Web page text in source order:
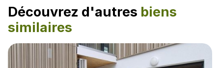
Découvrez d'autres biens
similaires